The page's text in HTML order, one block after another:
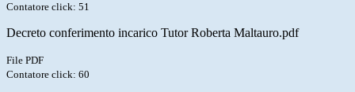
Contatore click: 51
Decreto conferimento incarico Tutor Roberta Maltauro.pdf
File PDF
Contatore click: 60